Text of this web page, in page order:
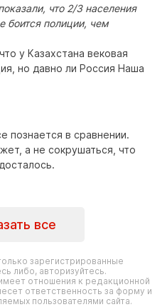
что 2/3 населения
боится полиции, чем
у Казахстана вековая
но давно ли Россия Наша
познается в сравнении.
а не сокрушаться, что
все
зарегистрированные
либо, авторизуйтесь.
отношения к редакционной
ответственность за форму и
пользователями сайта.